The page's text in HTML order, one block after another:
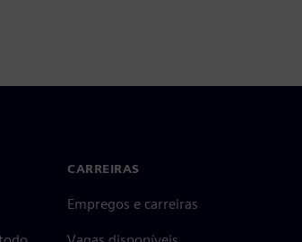
CARREIRAS
Empregos e carreiras